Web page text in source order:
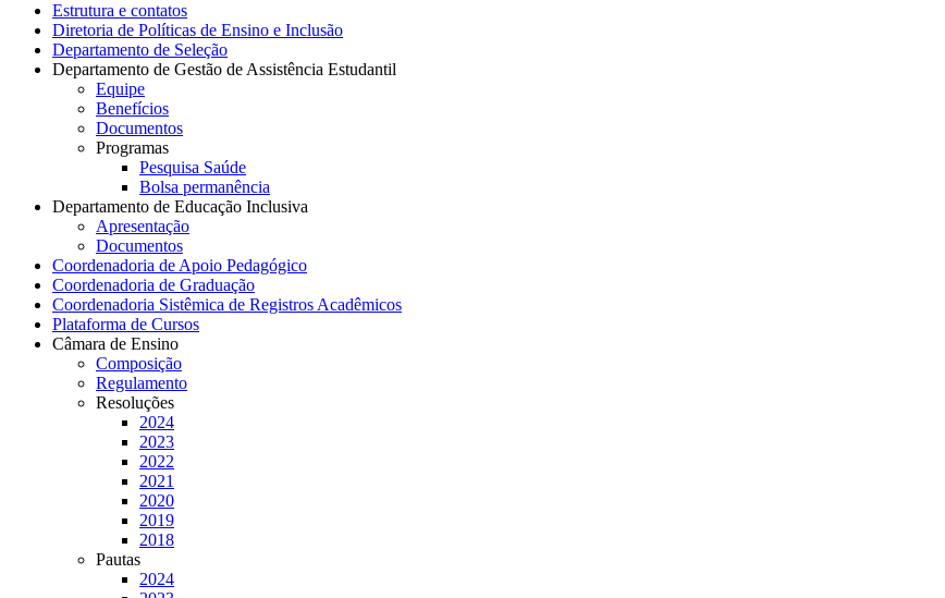
Estrutura e contatos
Diretoria de Políticas de Ensino e Inclusão
Departamento de Seleção
Departamento de Gestão de Assistência Estudantil
Equipe
Benefícios
Documentos
Programas
Pesquisa Saúde
Bolsa permanência
Departamento de Educação Inclusiva
Apresentação
Documentos
Coordenadoria de Apoio Pedagógico
Coordenadoria de Graduação
Coordenadoria Sistêmica de Registros Acadêmicos
Plataforma de Cursos
Câmara de Ensino
Composição
Regulamento
Resoluções
2024
2023
2022
2021
2020
2019
2018
Pautas
2024